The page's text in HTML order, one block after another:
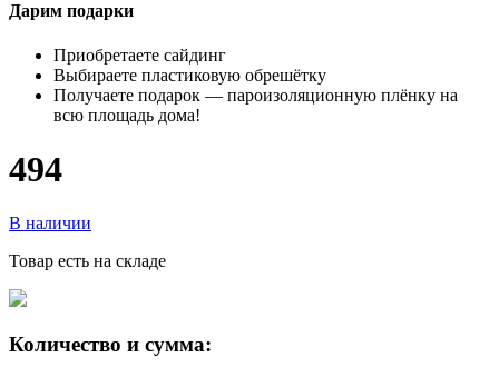
Дарим подарки
Приобретаете сайдинг
Выбираете пластиковую обрешётку
Получаете подарок — пароизоляционную плёнку на
всю площадь дома!
494
В наличии
Товар есть на складе
Количество и сумма: